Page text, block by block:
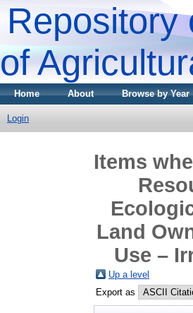
Repository
of
Home About Browse by Year
Login
Items
Land
Use –
Up a level
Export as